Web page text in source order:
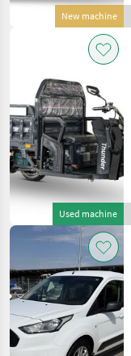
New machine
Used machine